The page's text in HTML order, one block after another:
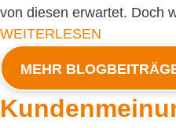
von diesen erwartet. Doch
WEITERLESEN
MEHR